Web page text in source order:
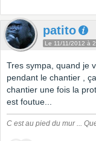
patito
Le 11/11/2012 à
Tres sympa, quand je
pendant le chantier ,
chantier une fois la
est foutue...
C est au pied du mur ...